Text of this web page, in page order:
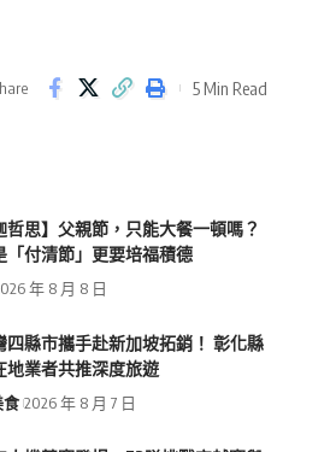
5 Min Read
哲思】父親節，只能大餐一頓嗎？
「付清節」更要培福積德
年 8 月 8 日
四縣市攜手赴新加坡拓銷！ 彰化縣
地業者共推深度旅遊
食 2026 年 8 月 7 日